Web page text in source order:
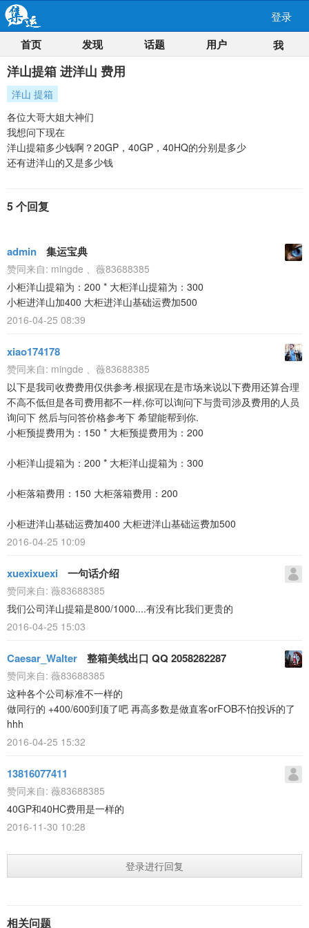
登录
首页 发现 话题 用户 我
洋山提箱 进洋山 费用
洋山 提箱
各位大哥大姐大神们
我想问下现在
洋山提箱多少钱啊？20GP，40GP，40HQ的分别是多少
还有进洋山的又是多少钱
5 个回复
admin 集运宝典
赞同来自: mingde 、 薇83688385
小柜洋山提箱为：200 * 大柜洋山提箱为：300
小柜进洋山加400 大柜进洋山基础运费加500
2016-04-25 08:39
xiao174178
赞同来自: mingde 、 薇83688385
以下是我司收费费用仅供参考.根据现在是市场来说以下费用还算合理
不高不低但是各司费用都不一样,你可以询问下与贵司涉及费用的人员
询问下 然后与问答价格参考下 希望能帮到你.
小柜预提费用为：150 * 大柜预提费用为：200
小柜洋山提箱为：200 * 大柜洋山提箱为：300
小柜落箱费用：150 大柜落箱费用：200
小柜进洋山基础运费加400 大柜进洋山基础运费加500
2016-04-25 10:09
xuexixuexi 一句话介绍
赞同来自: 薇83688385
我们公司洋山提箱是800/1000....有没有比我们更贵的
2016-04-25 15:03
Caesar_Walter 整箱美线出口 QQ 2058282287
赞同来自: 薇83688385
这种各个公司标准不一样的
做同行的 +400/600到顶了吧 再高多数是做直客orFOB不怕投诉的了
hhh
2016-04-25 15:32
13816077411
赞同来自: 薇83688385
40GP和40HC费用是一样的
2016-11-30 10:28
登录进行回复
相关问题